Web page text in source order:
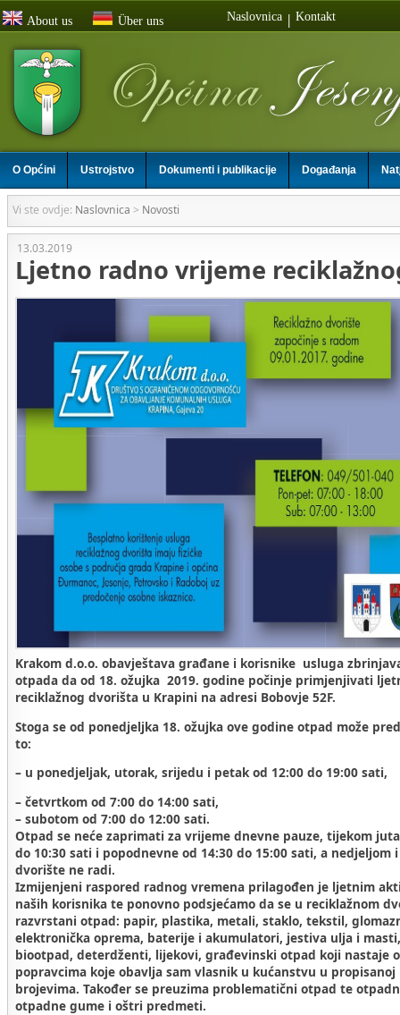
About us Über uns Naslovnica | Kontakt
O Općini Ustrojstvo Dokumenti i publikacije Događanja
Vi ste ovdje: Naslovnica > Novosti
13.03.2019
Ljetno radno vrijeme
Krakom d.o.o. obavještava građane i korisnike usluga
otpada da od 18. ožujka 2019. godine počinje primjenjivati
reciklažnog dvorišta u Krapini na adresi Bobovje 52F.
Stoga se od ponedjeljka 18. ožujka ove godine otpad može
to:
– u ponedjeljak, utorak, srijedu i petak od 12:00 do 19:00 sati,
– četvrtkom od 7:00 do 14:00 sati,
– subotom od 7:00 do 12:00 sati.
Otpad se neće zaprimati za vrijeme dnevne pauze, tijekom
do 10:30 sati i popodnevne od 14:30 do 15:00 sati, a nedjeljom
dvorište ne radi.
Izmijenjeni raspored radnog vremena prilagođen je ljetnim
naših korisnika te ponovno podsjećamo da se u reciklažnom
razvrstani otpad: papir, plastika, metali, staklo, tekstil,
elektronička oprema, baterije i akumulatori, jestiva ulja i
biootpad, deterdženti, lijekovi, građevinski otpad koji nastaje
popravcima koje obavlja sam vlasnik u kućanstvu u
brojevima. Također se preuzima problematični otpad te
otpadne gume i oštri predmeti.